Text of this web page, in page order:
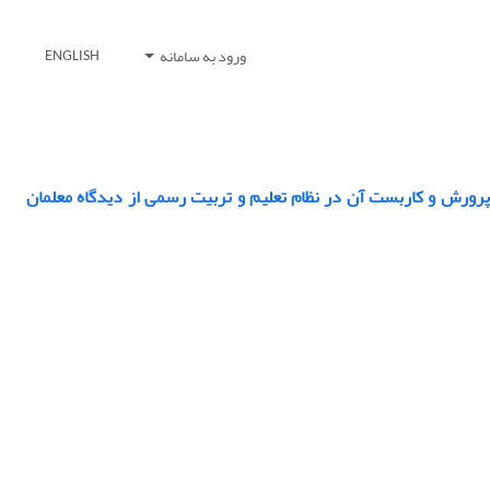
ورود به سامانه ENGLISH
و کاربست آن در نظام تعلیم و تربیت رسمی از دیدگاه معلمان